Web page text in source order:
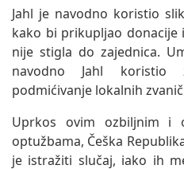
Jahl je navodno koristio
kako bi prikupljao donacije
nije stigla do zajednica.
navodno Jahl
podmićivanje lokalnih
Uprkos ovim ozbiljnim i
optužbama, Češka
je istražiti slučaj, iako ih